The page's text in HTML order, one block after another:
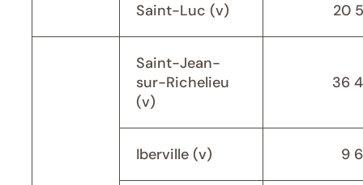
Saint-Luc (v) 20
Saint-Jean-
sur-Richelieu
(v)
36
Iberville (v) 9